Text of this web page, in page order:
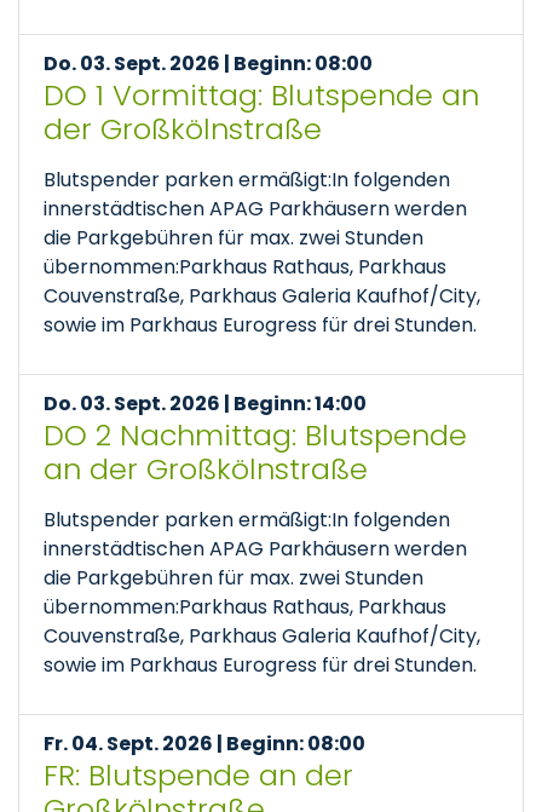
Do. 03. Sept. 2026 | Beginn: 08:00
DO 1 Vormittag: Blutspende an
der Großkölnstraße
Blutspender parken ermäßigt:In folgenden
innerstädtischen APAG Parkhäusern werden
die Parkgebühren für max. zwei Stunden
übernommen:Parkhaus Rathaus, Parkhaus
Couvenstraße, Parkhaus Galeria Kaufhof/City,
sowie im Parkhaus Eurogress für drei Stunden.
Do. 03. Sept. 2026 | Beginn: 14:00
DO 2 Nachmittag: Blutspende
an der Großkölnstraße
Blutspender parken ermäßigt:In folgenden
innerstädtischen APAG Parkhäusern werden
die Parkgebühren für max. zwei Stunden
übernommen:Parkhaus Rathaus, Parkhaus
Couvenstraße, Parkhaus Galeria Kaufhof/City,
sowie im Parkhaus Eurogress für drei Stunden.
Fr. 04. Sept. 2026 | Beginn: 08:00
FR: Blutspende an der